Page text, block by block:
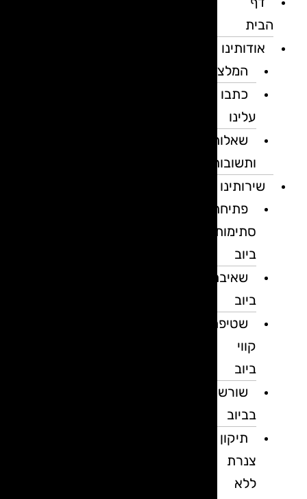
הבית
אודותינו
המלצות
כתבו
עלינו
שאלות
ותשובות
שירותינו
פתיחת
סתימות
ביוב
שאיבת
ביוב
שטיפת
קווי
ביוב
שורשים
בביוב
תיקון
צנרת
ללא